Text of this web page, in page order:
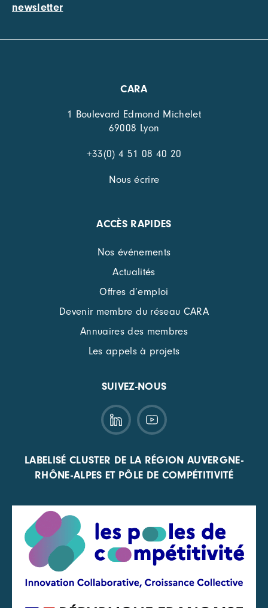
newsletter
CARA
1 Boulevard Edmond Michelet
69008 Lyon
+33(0) 4 51 08 40 20
Nous écrire
ACCÈS RAPIDES
Nos événements
Actualités
Offres d’emploi
Devenir membre du réseau CARA
Annuaires des membres
Les appels à projets
SUIVEZ-NOUS
LABELISÉ CLUSTER DE LA RÉGION AUVERGNE-
RHÔNE-ALPES ET PÔLE DE COMPÉTITIVITÉ